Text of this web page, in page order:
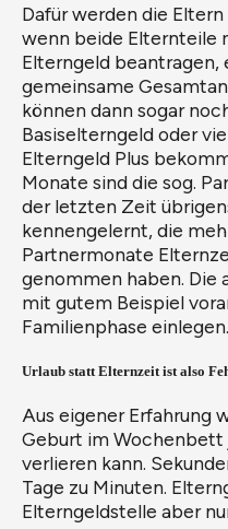
Dafür werden die
wenn beide Elternteile
Elterngeld beantragen,
gemeinsame
können dann sogar
Basiselterngeld oder
Elterngeld Plus
Monate sind die sog.
der letzten Zeit
kennengelernt, die
Partnermonate
genommen haben. Die
mit gutem Beispiel
Familienphase
Urlaub statt Elternzeit ist also
Aus eigener Erfahrung
Geburt im
verlieren kann.
Tage zu Minuten.
Elterngeldstelle aber